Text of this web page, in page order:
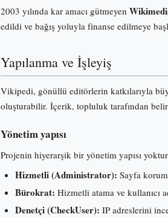
2003 yılında kar amacı gütmeyen
edildi ve bağış yoluyla finanse edilmeye
Yapılanma ve İşleyiş
Vikipedi, gönüllü editörlerin katkılarıyla
oluşturabilir. İçerik, topluluk tarafından
Yönetim yapısı
Projenin hiyerarşik bir yönetim yapısı
Hizmetli (Administrator): Sayfa
Bürokrat: Hizmetli atama ve kullanıcı
Denetçi (CheckUser): IP adreslerini